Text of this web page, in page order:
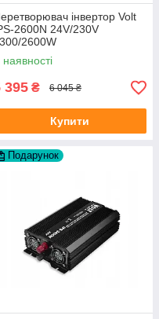
інвертор Volt
2600N 24V/230V
2600W
наявності
395 ₴ 6 045 ₴
Купити
Подарунок